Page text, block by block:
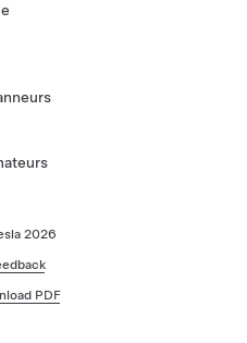
2026
PDF